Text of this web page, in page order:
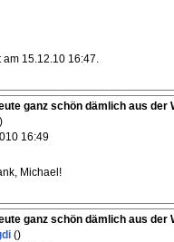
15.12.10 16:47.
ganz schön dämlich aus der
16:49
Michael!
ganz schön dämlich aus der
()